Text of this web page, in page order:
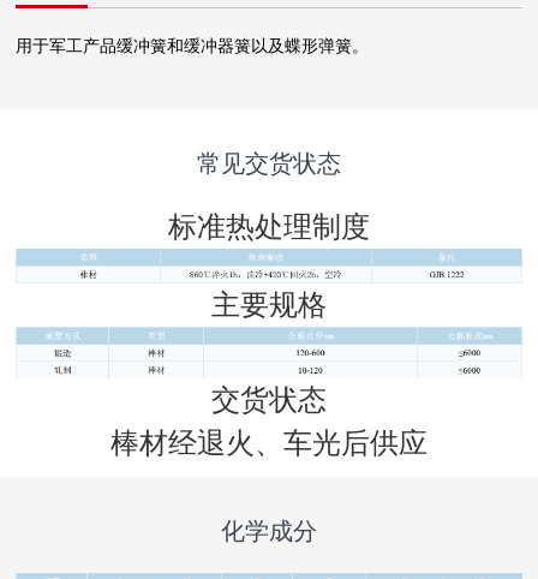
用于军工产品缓冲簧和缓冲器簧以及蝶形弹簧。
常见交货状态
标准热处理制度
主要规格
交货状态
棒材经退火、车光后供应
化学成分